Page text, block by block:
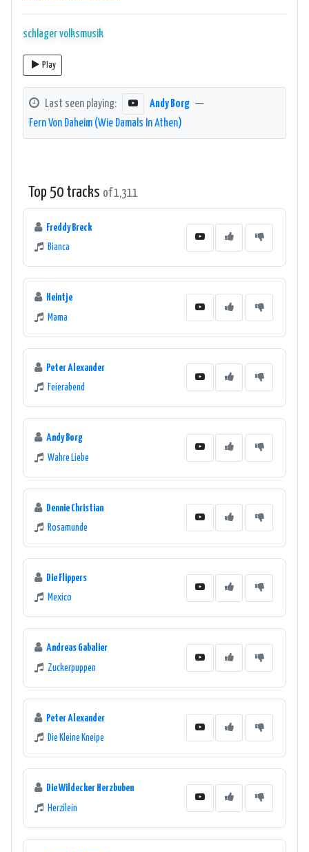
schlagervolksmusik
Play
Last seen playing: Andy Borg —
Fern Von Daheim (Wie Damals In Athen)
Top 50 tracks of 1,311
Freddy Breck
Bianca
Heintje
Mama
Peter Alexander
Feierabend
Andy Borg
Wahre Liebe
Dennie Christian
Rosamunde
Die Flippers
Mexico
Andreas Gabalier
Zuckerpuppen
Peter Alexander
Die Kleine Kneipe
Die Wildecker Herzbuben
Herzilein